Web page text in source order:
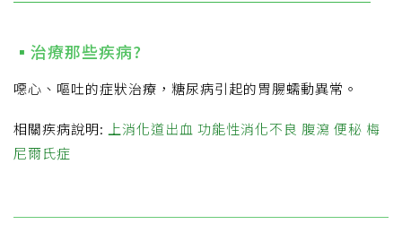
治療那些疾病?
噁心、嘔吐的症狀治療，糖尿病引起的胃腸蠕動異常。
相關疾病說明: 上消化道出血 功能性消化不良 腹瀉 便秘 梅
尼爾氏症